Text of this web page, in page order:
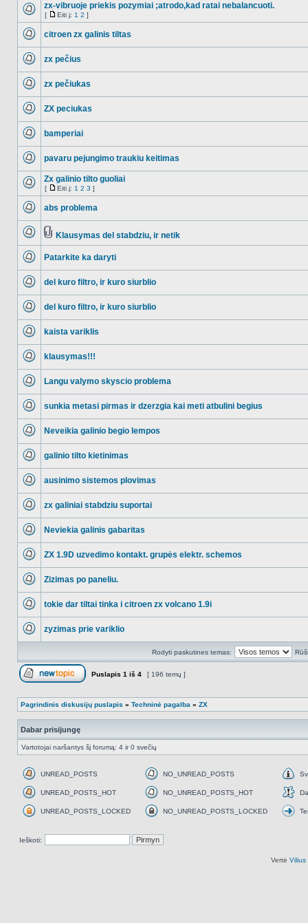
NO_UNREAD_POSTS
zx-vibruoje priekis pozymiai ;atrodo,kad ratai nebalancuoti.
[
Eiti
Eiti į: 1 2 ]
citroen zx galinis tiltas
zx pečius
zx pečiukas
ZX peciukas
bamperiai
pavaru pejungimo traukiu keitimas
NO_UNREAD_POSTS
Zx galinio tilto guoliai
[
Eiti
Eiti į: 1 2 3 ]
abs problema
NO_UNREAD_POSTS
prikabintų
Klausymas del stabdziu, ir netik
Patarkite ka daryti
del kuro filtro, ir kuro siurblio
del kuro filtro, ir kuro siurblio
kaista variklis
klausymas!!!
Langu valymo skyscio problema
sunkia metasi pirmas ir dzerzgia kai meti atbulini begius
Neveikia galinio begio lempos
galinio tilto kietinimas
ausinimo sistemos plovimas
zx galiniai stabdziu suportai
Neviekia galinis gabaritas
ZX 1.9D uzvedimo kontakt. grupės elektr. schemos
Zizimas po paneliu.
tokie dar tiltai tinka i citroen zx volcano 1.9i
zyzimas prie variklio
Rodyti paskutines temas:
Puslapis 1 iš 4 [ 196 temų ]
Pagrindinis diskusijų puslapis » Techninė pagalba » ZX
Dabar prisijungę
Vartotojai naršantys šį forumą: 4 ir 0 svečių
UNREAD_POSTS
NO_UNREAD_POSTS
UNREAD_POSTS_HOT
NO_UNREAD_POSTS_HOT
UNREAD_POSTS_LOCKED
NO_UNREAD_POSTS_LOCKED
Ieškoti:
Vertė Vilius